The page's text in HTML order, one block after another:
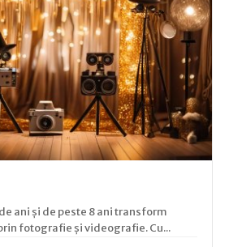
ani și de peste 8 ani transform
fotografie și videografie. Cu...